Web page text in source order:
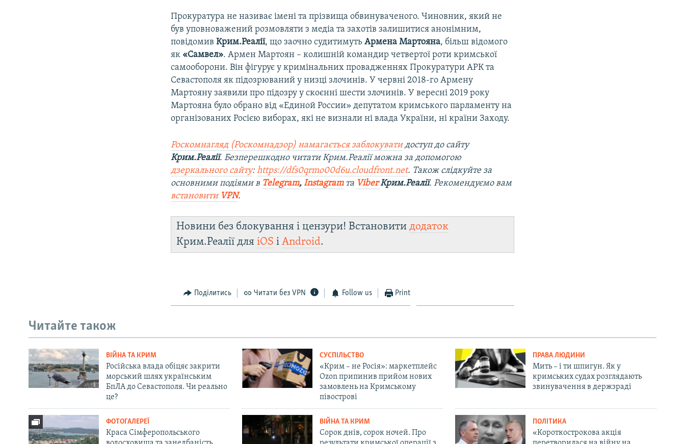
Прокуратура не називає імені та прізвища обвинуваченого. Чиновник, який не
був уповноважений розмовляти з медіа та захотів залишитися анонімним,
повідомивКрим.Реалії, що заочно судитимутьАрмена Мартояна, більш відомого
як «Самвел». Армен Мартоян – колишній командир четвертої роти кримської
самооборони. Він фігурує у кримінальних провадженнях Прокуратури АРК та
Севастополя як підозрюваний у низці злочинів. У червні 2018-го Армену
Мартояну заявили про підозру у скоєнні шести злочинів. У вересні 2019 року
Мартояна було обрано від «Единой России» депутатом кримського парламенту на
організованих Росією виборах, які не визнали ні влада України, ні країни Заходу.
Роскомнагляд (Роскомнадзор) намагається заблокуватидоступ до сайту
Крим.Реалії. Безперешкодно читати Крим.Реалії можна за допомогою
дзеркального сайту:https://dfs0qrmo00d6u.cloudfront.net. Також слідкуйте за
основними подіями в Telegram,Instagramта ViberКрим.Реалії. Рекомендуємо вам
встановити VPN.
Новини без блокування і цензури! Встановитидодаток
Крим.Реалії дляiOS іAndroid.
Поділитись Читати без VPN Follow us Print
Читайте також
ВІЙНА ТА КРИМ
Російська влада обіцяє закрити
морський шлях українським
БпЛА до Севастополя. Чи реально
це?
СУСПІЛЬСТВО
«Крим – не Росія»: маркетплейс
Ozon припинив прийом нових
замовлень на Кримському
півострові
ПРАВА ЛЮДИНИ
Мить – і ти шпигун. Як у
кримських судах розглядають
звинувачення в держзраді
ФОТОГАЛЕРЕЇ
Краса Сімферопольського
ВІЙНА ТА КРИМ
Сорок днів, сорок ночей. Про
ПОЛІТИКА
«Короткострокова акція